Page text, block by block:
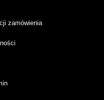
zamówienia